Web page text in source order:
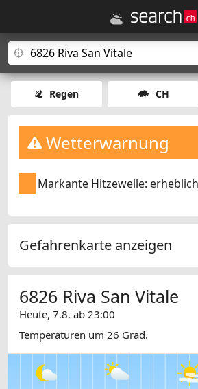
Regen CH
Wetterwarnung
Markante Hitzewelle:
Gefahrenkarte anzeigen
6826 Riva San Vitale
Heute, 7.8. ab 23:00
Temperaturen um 26 Grad.